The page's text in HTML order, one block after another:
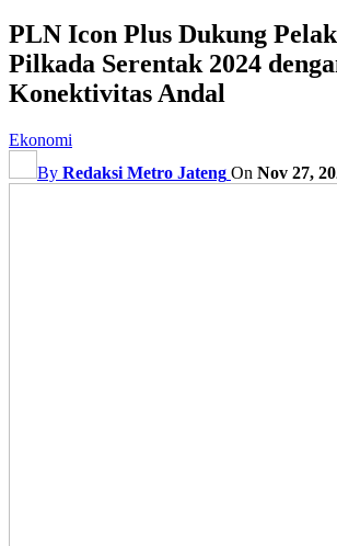
PLN Icon Plus Dukung
Pilkada Serentak 2024
Konektivitas Andal
Ekonomi
By Redaksi Metro Jateng On Nov 27,